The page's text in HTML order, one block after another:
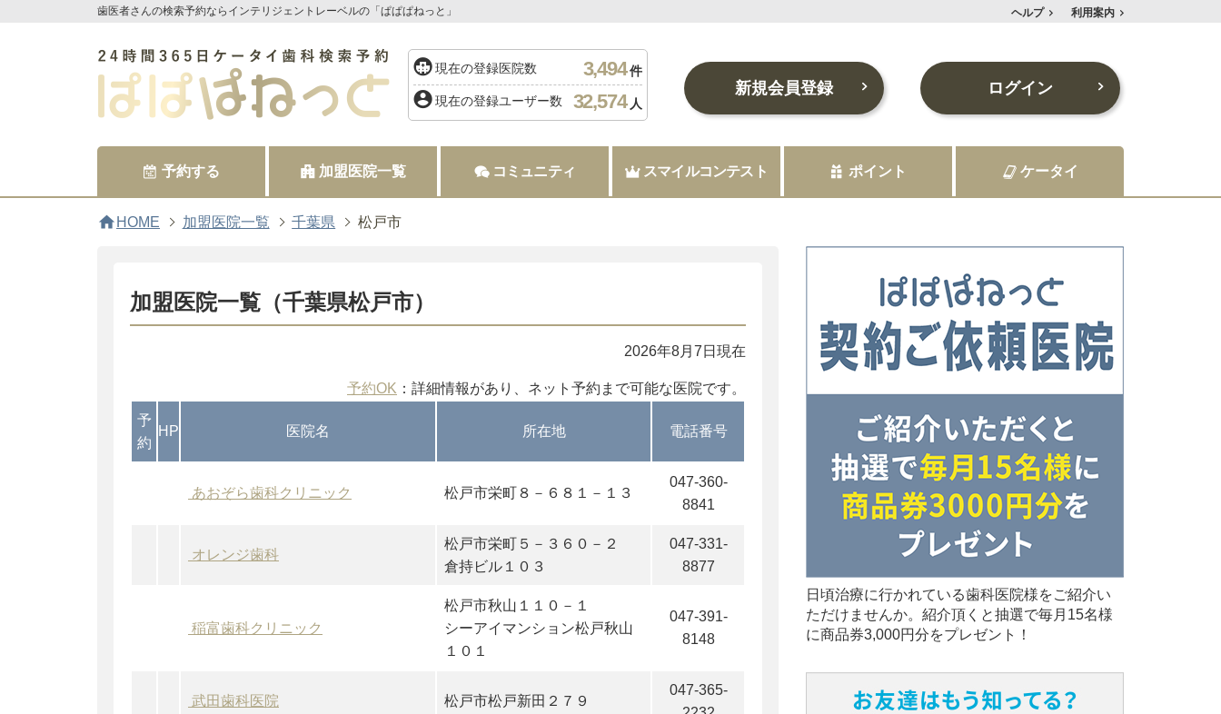
歯医者さんの検索予約ならインテリジェントレーベルの「ぱぱぱねっと」 ヘルプ 利用案内
現在の登録医院数 3,494件
現在の登録ユーザー数 32,574 人
新規会員登録 ログイン
予約する 加盟医院一覧 コミュニティ スマイルコンテスト ポイント ケータイ
home HOME 加盟医院一覧 千葉県 松戸市
加盟医院一覧（千葉県松戸市）
2026年8月7日現在
予約OK ：詳細情報があり、ネット予約まで可能な医院です。
予
約
HP 医院名 所在地 電話番号
あおぞら歯科クリニック 松戸市栄町８－６８１－１３
047-360-
8841
オレンジ歯科
松戸市栄町５－３６０－２
倉持ビル１０３
047-331-
8877
稲富歯科クリニック
松戸市秋山１１０－１
シーアイマンション松戸秋山
１０１
047-391-
8148
武田歯科医院 松戸市松戸新田２７９
047-365-
日頃治療に行かれている歯科医院様をご紹介い
ただけませんか。紹介頂くと抽選で毎月15名様
に商品券3,000円分をプレゼント！